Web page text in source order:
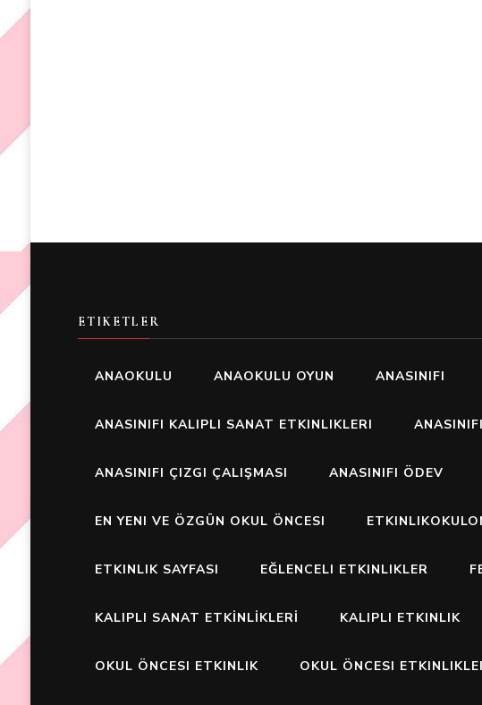
ETIKETLER
ANAOKULU ANAOKULU OYUN ANASINIFI
ANASINIFI KALIPLI SANAT ETKINLIKLERI
ANASINIFI ÇIZGI ÇALIŞMASI ANASINIFI ÖDEV
EN YENI VE ÖZGÜN OKUL ÖNCESI
ETKINLIK SAYFASI EĞLENCELI ETKINLIKLER
KALIPLI SANAT ETKİNLİKLERİ KALIPLI ETKINLIK
OKUL ÖNCESI ETKINLIK OKUL ÖNCESI